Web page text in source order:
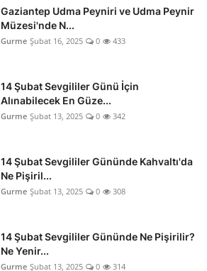
Gaziantep Udma Peyniri ve Udma Peynir
Müzesi'nde N...
Gurme Şubat 16, 2025 0 433
14 Şubat Sevgililer Günü İçin
Alınabilecek En Güze...
Gurme Şubat 13, 2025 0 342
14 Şubat Sevgililer Gününde Kahvaltı'da
Ne Pişiril...
Gurme Şubat 13, 2025 0 308
14 Şubat Sevgililer Gününde Ne Pişirilir?
Ne Yenir...
Gurme Şubat 13, 2025 0 314